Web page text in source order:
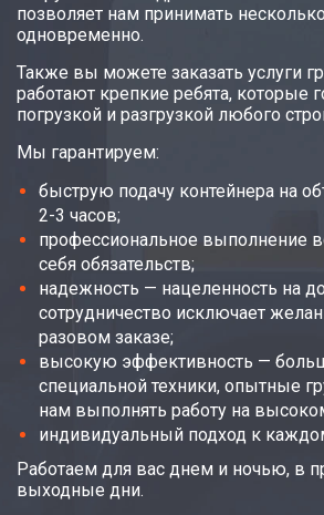
позволяет нам принимать
одновременно.
Также вы можете заказать услуги
работают крепкие ребята, которые
погрузкой и разгрузкой любого
Мы гарантируем:
быструю подачу контейнера на
2-3 часов;
профессиональное выполнение
себя обязательств;
надежность — нацеленность на
сотрудничество исключает
разовом заказе;
высокую эффективность —
специальной техники, опытные
нам выполнять работу на
индивидуальный подход к
Работаем для вас днем и ночью, в
выходные дни.